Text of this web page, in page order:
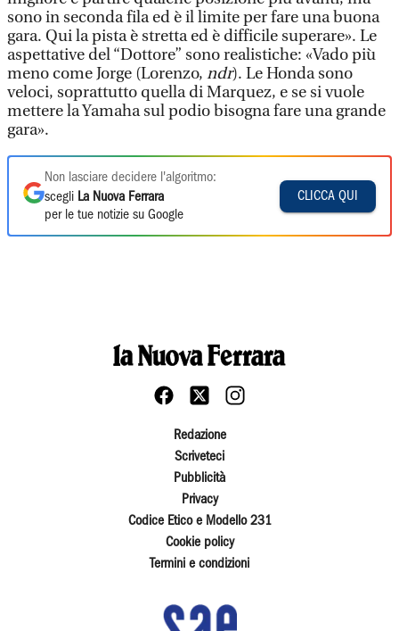
sono in seconda fila ed è il limite per fare una buona
gara. Qui la pista è stretta ed è difficile superare». Le
aspettative del “Dottore” sono realistiche: «Vado più
meno come Jorge (Lorenzo, ndr). Le Honda sono
veloci, soprattutto quella di Marquez, e se si vuole
mettere la Yamaha sul podio bisogna fare una grande
gara».
Non lasciare decidere l'algoritmo:
scegli La Nuova Ferrara
per le tue notizie su Google
CLICCA QUI
Redazione
Scriveteci
Pubblicità
Privacy
Codice Etico e Modello 231
Cookie policy
Termini e condizioni